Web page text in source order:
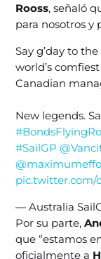
Rooss, señaló
para nosotros y
Say g’day to
world’s
Canadian
New legends.
#SailGP
pic.twitter.com/
— Australia
Por su parte,
que “estamos
oficialmente a